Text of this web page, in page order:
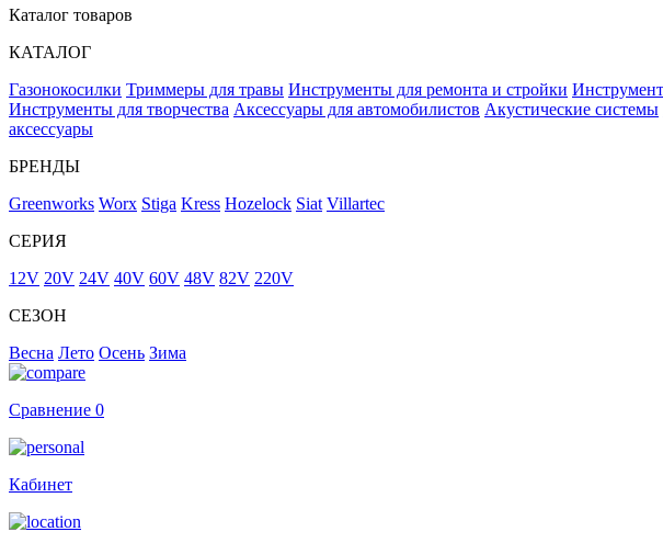
Каталог товаров
КАТАЛОГ
Газонокосилки Триммеры для травы Инструменты для ремонта и стройки
Инструменты для творчества Аксессуары для автомобилистов Акустические системы
аксессуары
БРЕНДЫ
Greenworks Worx Stiga Kress Hozelock Siat Villartec
СЕРИЯ
12V 20V 24V 40V 60V 48V 82V 220V
СЕЗОН
Весна Лето Осень Зима
Сравнение 0
Кабинет